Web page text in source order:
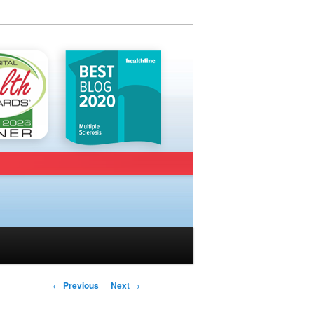
Post navigation
← Previous Next →